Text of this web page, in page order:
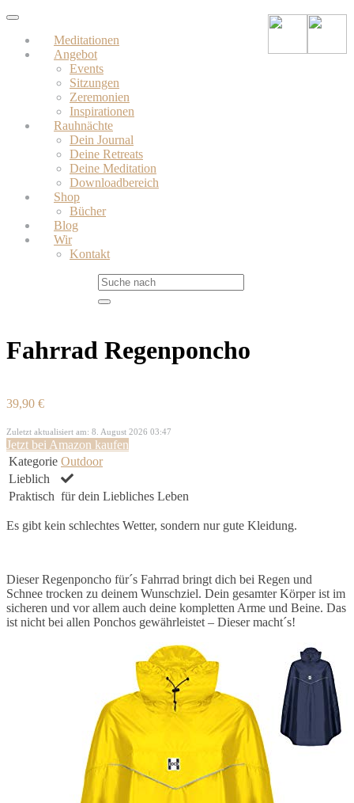
Skip
main
content
Toggle
navigationMeditationen
Angebot
Events
Sitzungen
Zeremonien
Inspirationen
Rauhnächte
Dein Journal
Deine Retreats
Deine Meditation
Downloadbereich
Shop
Bücher
Blog
Wir
Kontakt
Fahrrad Regenponcho
39,90 €
Zuletzt aktualisiert am: 8. August 2026 03:47
Jetzt bei Amazon kaufen
Kategorie Outdoor
Lieblich
Praktisch für dein Liebliches Leben
Es gibt kein schlechtes Wetter, sondern nur gute Kleidung.
Dieser Regenponcho für´s Fahrrad bringt dich bei Regen und
Schnee trocken zu deinem Wunschziel. Dein gesamter Körper ist im
sicheren und vor allem auch deine kompletten Arme und Beine. Das
ist nicht bei allen Ponchos gewährleistet – Dieser macht´s!